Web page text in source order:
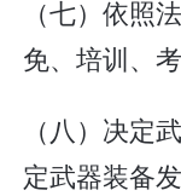
（七）依照
免、培训、
（八）决定
定武器装备